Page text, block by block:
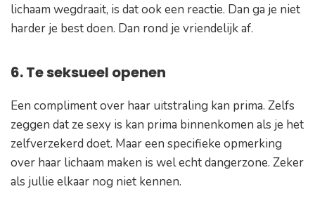
lichaam wegdraait, is dat ook een reactie. Dan ga je niet
harder je best doen. Dan rond je vriendelijk af.
6. Te seksueel openen
Een compliment over haar uitstraling kan prima. Zelfs
zeggen dat ze sexy is kan prima binnenkomen als je het
zelfverzekerd doet. Maar een specifieke opmerking
over haar lichaam maken is wel echt dangerzone. Zeker
als jullie elkaar nog niet kennen.